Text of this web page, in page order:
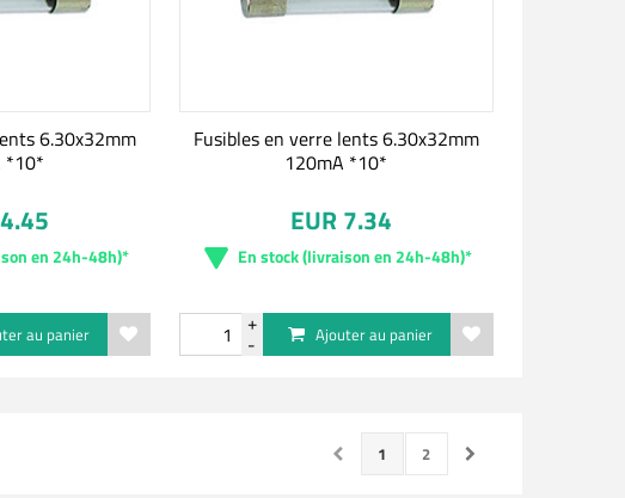
6.30x32mm
*10*
en 24h-48h)*
au panier
Fusibles en verre lents 6.30x32mm
120mA *10*
EUR 7.34
En stock (livraison en 24h-48h)*
Ajouter au panier
1 2